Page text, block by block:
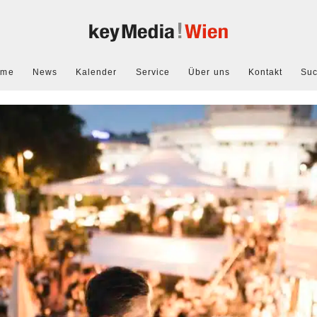
News Kalender Service Über uns Kontakt